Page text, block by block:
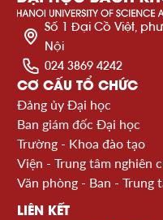
Số 1 Đại Cồ Việt,
Nội
024 3869 4242
CƠ CẤU TỔ CHỨC
Đảng ủy Đại học
Ban giám đốc Đại học
Trường - Khoa đào tạo
Viện - Trung tâm nghiên
Văn phòng - Ban - Trung
LIÊN KẾT